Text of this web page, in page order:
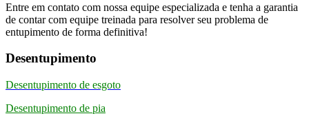
Entre em contato com nossa equipe especializada e tenha a garantia
de contar com equipe treinada para resolver seu problema de
entupimento de forma definitiva!
Desentupimento
Desentupimento de esgoto
Desentupimento de pia